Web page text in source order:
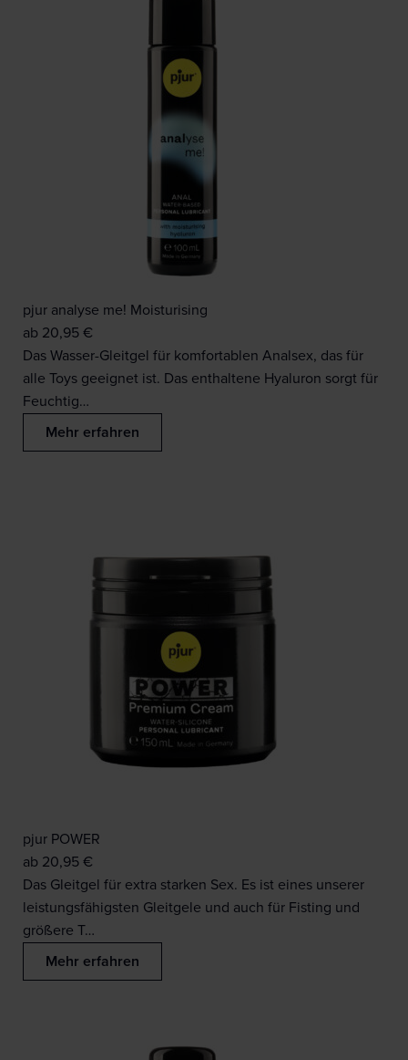
pjur analyse me! Moisturising
ab 20,95 €
Das Wasser-Gleitgel für komfortablen Analsex, das für
alle Toys geeignet ist. Das enthaltene Hyaluron sorgt für
Feuchtig…
Mehr erfahren
pjur POWER
ab 20,95 €
Das Gleitgel für extra starken Sex. Es ist eines unserer
leistungsfähigsten Gleitgele und auch für Fisting und
größere T…
Mehr erfahren